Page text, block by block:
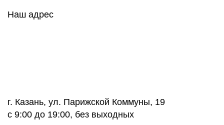
Наш адрес
г. Казань, ул. Парижской Коммуны, 19
с 9:00 до 19:00, без выходных